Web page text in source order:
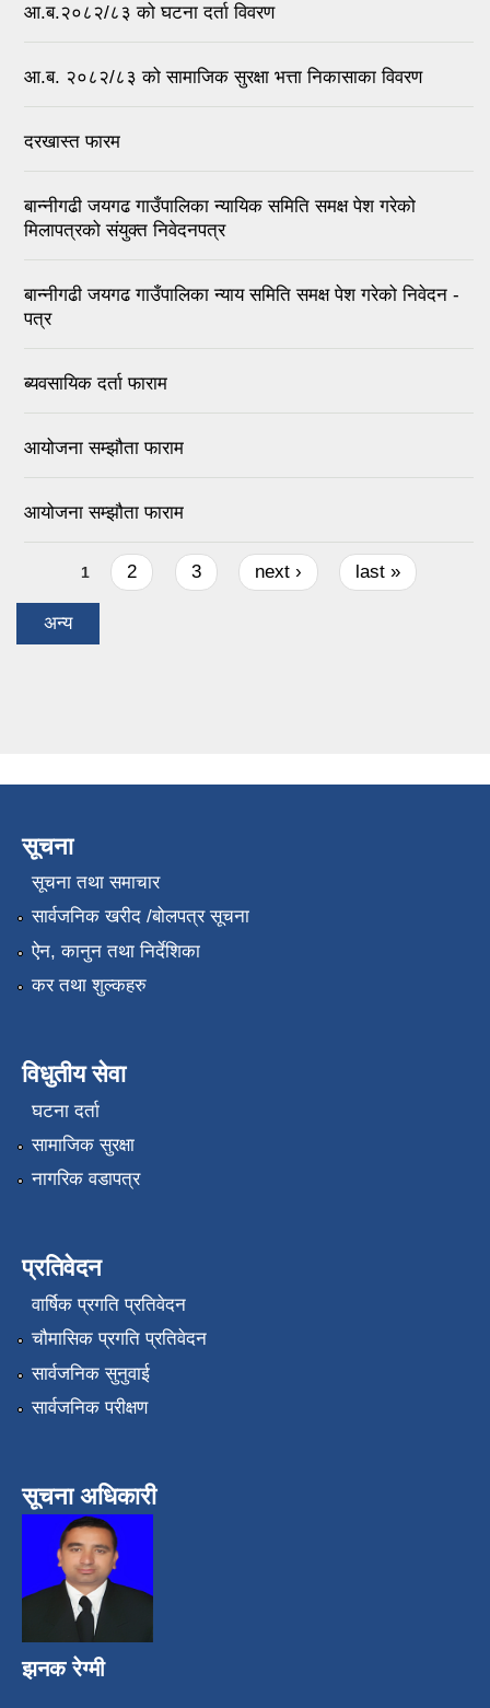
आ.ब.२०८२/८३ को घटना दर्ता विवरण
आ.ब. २०८२/८३ को सामाजिक सुरक्षा भत्ता निकासाका विवरण
दरखास्त फारम
बान्नीगढी जयगढ गाउँपालिका न्यायिक समिति समक्ष पेश गरेको
मिलापत्रको संयुक्त निवेदनपत्र
बान्नीगढी जयगढ गाउँपालिका न्याय समिति समक्ष पेश गरेको निवेदन -
पत्र
ब्यवसायिक दर्ता फाराम
आयोजना सम्झौता फाराम
आयोजना सम्झौता फाराम
Pages
1 2 3 next › last »
अन्य
सूचना
सूचना तथा समाचार
सार्वजनिक खरीद /बोलपत्र सूचना
ऐन, कानुन तथा निर्देशिका
कर तथा शुल्कहरु
विधुतीय सेवा
घटना दर्ता
सामाजिक सुरक्षा
नागरिक वडापत्र
प्रतिवेदन
वार्षिक प्रगति प्रतिवेदन
चौमासिक प्रगति प्रतिवेदन
सार्वजनिक सुनुवाई
सार्वजनिक परीक्षण
सूचना अधिकारी
झनक रेग्मी